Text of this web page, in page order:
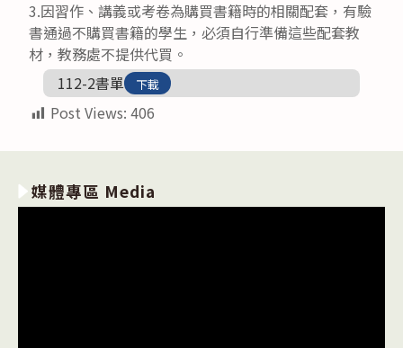
3.因習作、講義或考卷為購買書籍時的相關配套，有驗
書通過不購買書籍的學生，必須自行準備這些配套教
材，教務處不提供代買。
112-2書單
下載
Post Views: 406
媒體專區 Media